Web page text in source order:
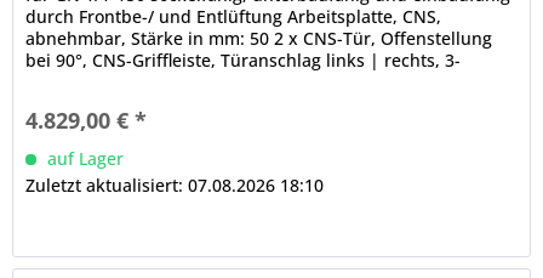
durch Frontbe-/ und Entlüftung Arbeitsplatte, CNS,
abnehmbar, Stärke in mm: 50 2 x CNS-Tür, Offenstellung
bei 90°, CNS-Griffleiste, Türanschlag links | rechts, 3-
Ballondichtung, CNS-Griffleiste, maximale Tragfähigkeit
4.829,00 € *
auf Lager
Zuletzt aktualisiert: 07.08.2026 18:10